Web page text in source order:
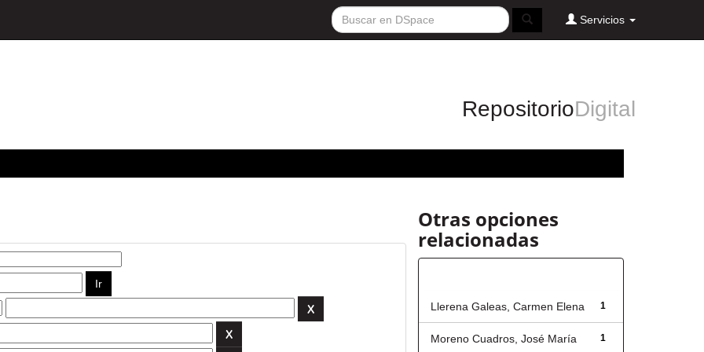
Servicios
RepositorioDigital
Otras opciones
relacionadas
1
Llerena Galeas, Carmen Elena
1
Moreno Cuadros, José María